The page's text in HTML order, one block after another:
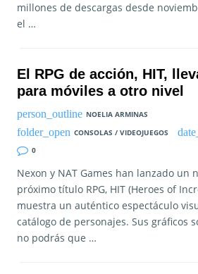
millones de descargas desde
el …
El RPG de acción, HIT,
para móviles a otro nivel
NOELIA ARMINAS
CONSOLAS / VIDEOJUEGOS
0
Nexon y NAT Games han lanzado un
próximo título RPG, HIT (Heroes of
muestra un auténtico espectáculo
catálogo de personajes. Sus gráficos
no podrás que …